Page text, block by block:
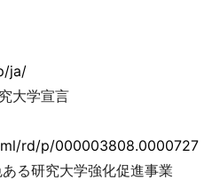
ja/
大学宣言
rd/p/
る研究大学強化促進事業